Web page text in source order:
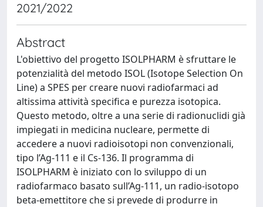
2021/2022
Abstract
L'obiettivo del progetto ISOLPHARM è sfruttare le
potenzialità del metodo ISOL (Isotope Selection On
Line) a SPES per creare nuovi radiofarmaci ad
altissima attività specifica e purezza isotopica.
Questo metodo, oltre a una serie di radionuclidi già
impiegati in medicina nucleare, permette di
accedere a nuovi radioisotopi non convenzionali,
tipo l’Ag-111 e il Cs-136. Il programma di
ISOLPHARM è iniziato con lo sviluppo di un
radiofarmaco basato sull’Ag-111, un radio-isotopo
beta-emettitore che si prevede di produrre in